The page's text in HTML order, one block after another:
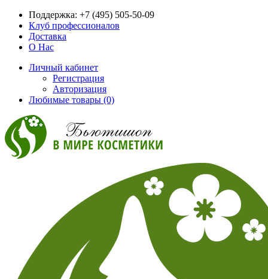
Поддержка: +7 (495) 505-50-09
Клуб профессионалов
Доставка
О Нас
Личный кабинет
Регистрация
Авторизация
Любимые товары (0)